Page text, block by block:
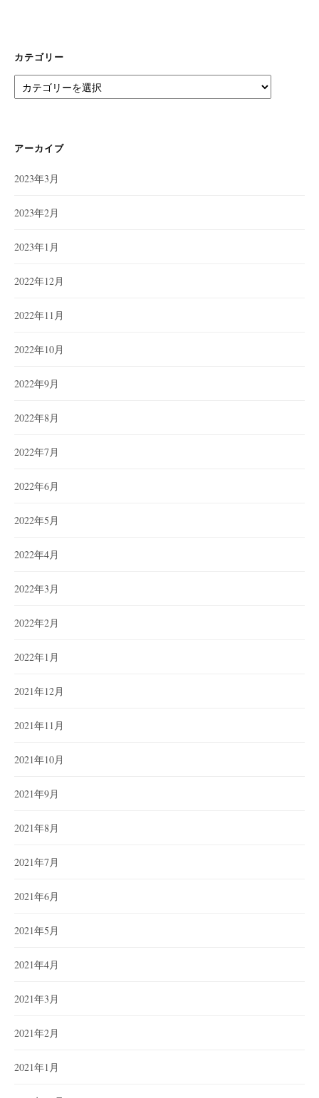
カテゴリー
テ
ー
アーカイブ
2023年3月
2023年2月
2023年1月
2022年12月
2022年11月
2022年10月
2022年9月
2022年8月
2022年7月
2022年6月
2022年5月
2022年4月
2022年3月
2022年2月
2022年1月
2021年12月
2021年11月
2021年10月
2021年9月
2021年8月
2021年7月
2021年6月
2021年5月
2021年4月
2021年3月
2021年2月
2021年1月